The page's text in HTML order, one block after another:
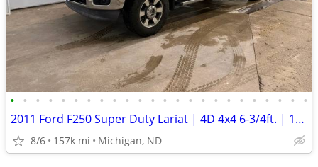
• • • • • • • • • • • • • • • • • • • • • • • •
2011 Ford F250 Super Duty Lariat | 4D 4x4 6-3/4ft. | 156k Miles
8/6 157k mi Michigan, ND